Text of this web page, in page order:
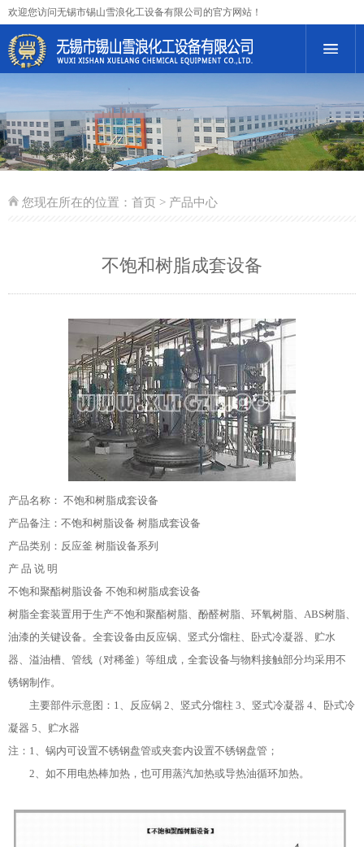
欢迎您访问无锡市锡山雪浪化工设备有限公司的官方网站！
您现在所在的位置： 首页 > 产品中心
不饱和树脂成套设备
产品名称： 不饱和树脂成套设备
产品备注：不饱和树脂设备 树脂成套设备
产品类别：反应釜 树脂设备系列
产 品 说 明
不饱和聚酯树脂设备 不饱和树脂成套设备
树脂全套装置用于生产不饱和聚酯树脂、酚醛树脂、环氧树脂、ABS树脂、
油漆的关键设备。全套设备由反应锅、竖式分馏柱、卧式冷凝器、贮水
器、溢油槽、管线（对稀釜）等组成，全套设备与物料接触部分均采用不
锈钢制作。
主要部件示意图：1、反应锅 2、竖式分馏柱 3、竖式冷凝器 4、卧式冷
凝器 5、贮水器
注：1、锅内可设置不锈钢盘管或夹套内设置不锈钢盘管；
2、如不用电热棒加热，也可用蒸汽加热或导热油循环加热。